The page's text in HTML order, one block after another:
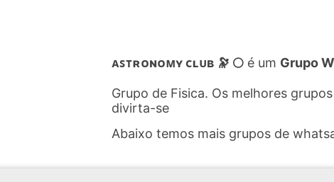
ᴀꜱᴛʀᴏɴᴏᴍʏ ᴄʟᴜʙ 🔭 🌕 é um Grupo
Grupo de Fisica. Os melhores
divirta-se
Abaixo temos mais grupos de